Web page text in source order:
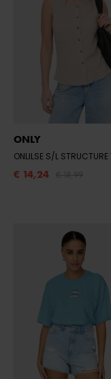
ONLY
€ 14,24